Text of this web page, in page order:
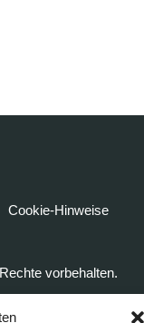
Cookie-Hinweise
vorbehalten.